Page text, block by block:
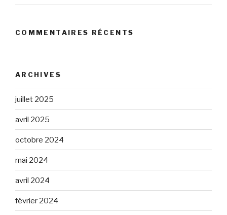
COMMENTAIRES RÉCENTS
ARCHIVES
juillet 2025
avril 2025
octobre 2024
mai 2024
avril 2024
février 2024